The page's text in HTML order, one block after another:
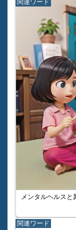
関連ワード
メンタルヘルスと
関連ワード